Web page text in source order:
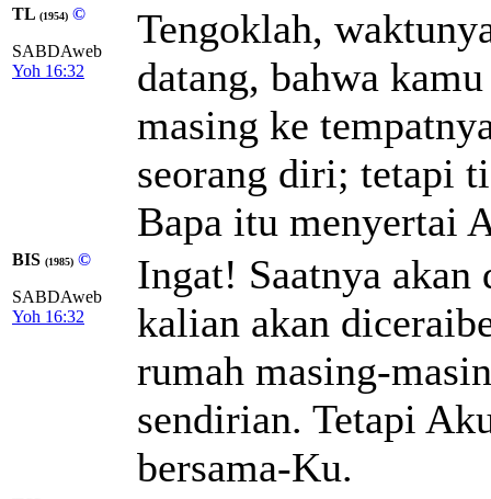
TL (1954) ©
SABDAweb
Yoh 16:32
Tengoklah,
datang, bahwa
masing ke
seorang diri; tetapi
Bapa itu menyertai
BIS (1985) ©
SABDAweb
Yoh 16:32
Ingat! Saatnya akan
kalian akan
rumah masing-
sendirian. Tetapi
bersama-Ku.